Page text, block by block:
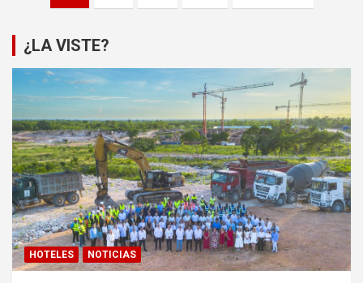
entradas
¿LA VISTE?
HOTELES NOTICIAS